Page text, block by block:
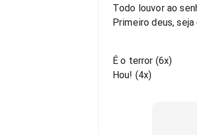
Todo louvor ao
Primeiro deus,
É o terror (6x)
Hou! (4x)